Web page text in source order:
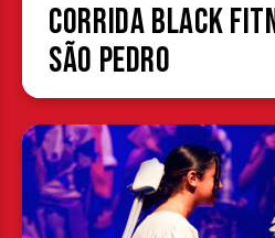
Corrida Black
São Pedro